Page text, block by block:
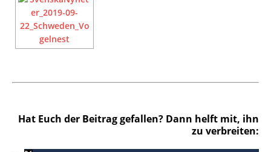
Hat Euch der Beitrag gefallen? Dann helft mit, ihn
zu verbreiten: